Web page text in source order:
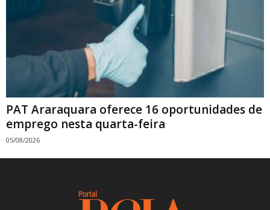
PAT Araraquara oferece 16 oportunidades de
emprego nesta quarta-feira
05/08/2026